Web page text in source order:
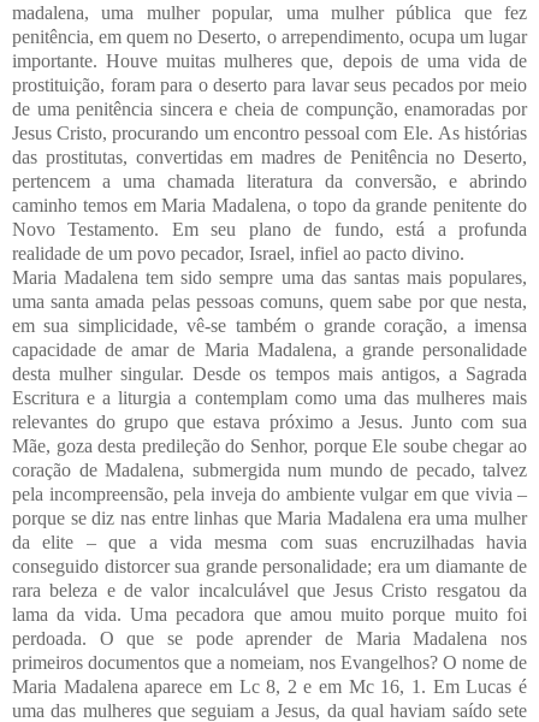
madalena, uma mulher popular, uma mulher pública que fez
penitência, em quem no Deserto, o arrependimento, ocupa um lugar
importante. Houve muitas mulheres que, depois de uma vida de
prostituição, foram para o deserto para lavar seus pecados por meio
de uma penitência sincera e cheia de compunção, enamoradas por
Jesus Cristo, procurando um encontro pessoal com Ele. As histórias
das prostitutas, convertidas em madres de Penitência no Deserto,
pertencem a uma chamada literatura da conversão, e abrindo
caminho temos em Maria Madalena, o topo da grande penitente do
Novo Testamento. Em seu plano de fundo, está a profunda
realidade de um povo pecador, Israel, infiel ao pacto divino.
Maria Madalena tem sido sempre uma das santas mais populares,
uma santa amada pelas pessoas comuns, quem sabe por que nesta,
em sua simplicidade, vê-se também o grande coração, a imensa
capacidade de amar de Maria Madalena, a grande personalidade
desta mulher singular. Desde os tempos mais antigos, a Sagrada
Escritura e a liturgia a contemplam como uma das mulheres mais
relevantes do grupo que estava próximo a Jesus. Junto com sua
Mãe, goza desta predileção do Senhor, porque Ele soube chegar ao
coração de Madalena, submergida num mundo de pecado, talvez
pela incompreensão, pela inveja do ambiente vulgar em que vivia –
porque se diz nas entre linhas que Maria Madalena era uma mulher
da elite – que a vida mesma com suas encruzilhadas havia
conseguido distorcer sua grande personalidade; era um diamante de
rara beleza e de valor incalculável que Jesus Cristo resgatou da
lama da vida. Uma pecadora que amou muito porque muito foi
perdoada.
O que se pode aprender de Maria Madalena nos
primeiros documentos que a nomeiam, nos Evangelhos? O nome de
Maria Madalena aparece em Lc 8, 2 e em Mc 16, 1. Em Lucas é
uma das mulheres que seguiam a Jesus, da qual haviam saído sete